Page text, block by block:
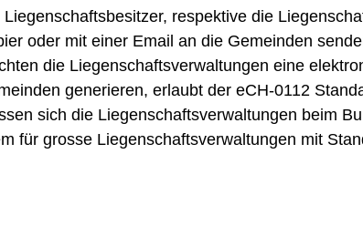
Liegenschaftsbesitzer, respektive die
oder mit einer Email an die Gemeinden
die Liegenschaftsverwaltungen eine
generieren, erlaubt der eCH-0112
sich die Liegenschaftsverwaltungen beim
für grosse Liegenschaftsverwaltungen mit